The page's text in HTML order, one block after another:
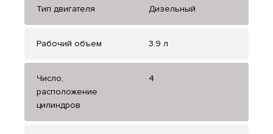
Тип двигателя Дизельный
Рабочий объем 3.9 л
Число,
расположение
цилиндров
4